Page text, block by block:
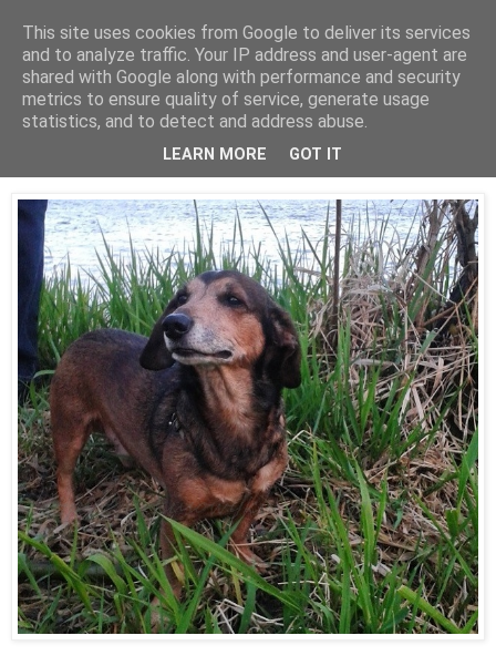
03 października 2019
Reksiowych opowieści już nie będzie...
This site uses cookies from Google to deliver its services
and to analyze traffic. Your IP address and user-agent are
shared with Google along with performance and security
metrics to ensure quality of service, generate usage
statistics, and to detect and address abuse.
LEARN MORE GOT IT